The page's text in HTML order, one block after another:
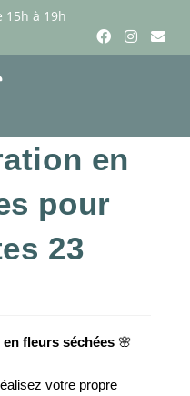
15h à 19h
en
pour
23
fleurs séchées 🌸
votre propre